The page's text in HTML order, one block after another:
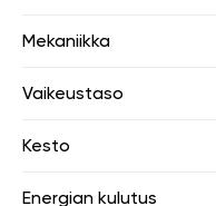
Mekaniikka
Vaikeustaso
Kesto
Energian kulutus